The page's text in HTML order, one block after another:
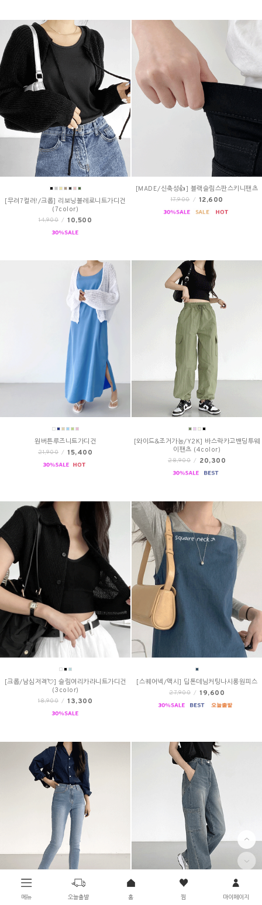
메뉴 오늘출발 홈 찜 마이페이지
[무려7컬러!/크롭] 리보닝볼레로니트가디건
(7color)
14,900 / 10,500
[MADE/신축성👍] 블랙슬림스판스키니팬츠
17,900 / 12,600
원버튼루즈니트가디건
21,900 / 15,400
[와이드&조거가능/Y2K] 바스락카고밴딩투웨
이팬츠 (4color)
28,900 / 20,300
[크롭/남심저격💘] 슬림여리카라니트가디건
(3color)
18,900 / 13,300
[스퀘어넥/맥시] 딥톤데님커팅나시롱원피스
27,900 / 19,600